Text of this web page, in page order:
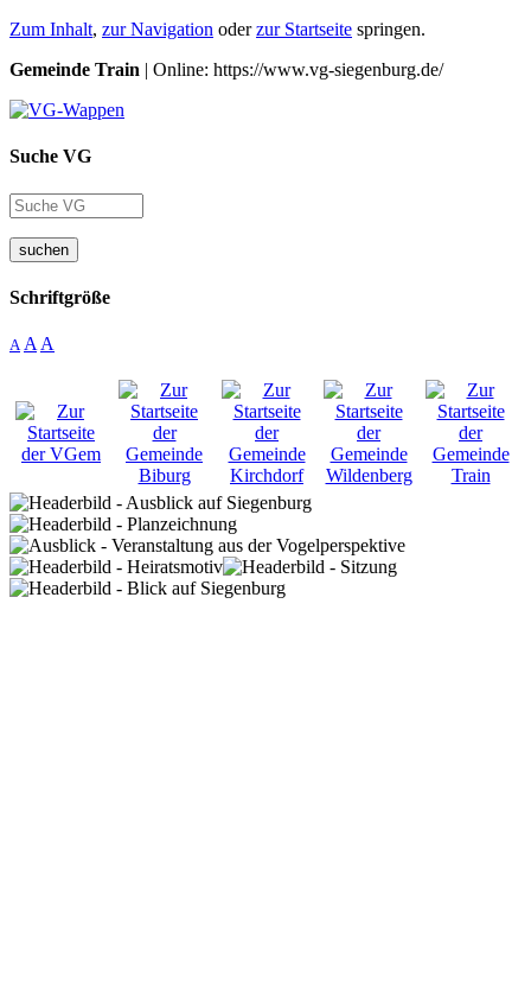
Zum Inhalt, zur Navigation oderzur Startseite springen.
Gemeinde Train | Online: https://www.vg-siegenburg.de/
Suche VG
suchen
Schriftgröße
A A A